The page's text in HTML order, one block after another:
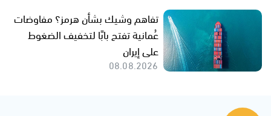
تفاهم وشيك بشأن هرمز؟ مفاوضات
عُمانية تفتح بابًا لتخفيف الضغوط
على إيران
08.08.2026